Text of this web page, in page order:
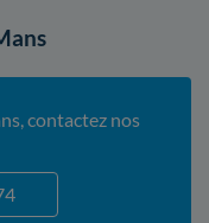
contactez nos